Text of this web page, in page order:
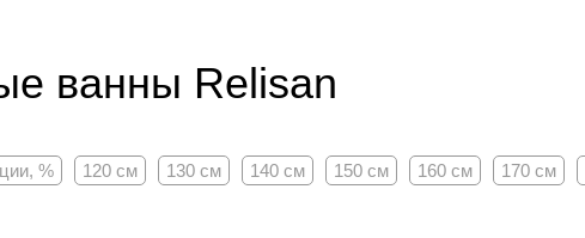
ванны Relisan
% 120 см 130 см 140 см 150 см 160 см 170 см